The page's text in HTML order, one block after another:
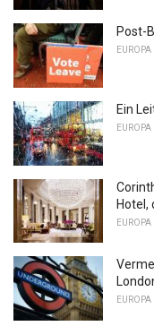
Post-
EUROPA
Ein
EUROPA
Hotel,
EUROPA
EUROPA